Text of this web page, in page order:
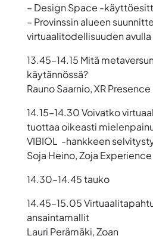
– Design Space -
– Provinssin alueen
virtuaalitodellisuuden avulla
13.45–14.15 Mitä
käytännössä?
Rauno Saarnio, XR Presence
14.15–14.30Voivatko
tuottaa oikeasti
VIBIOL -hankkeen
Soja Heino, Zoja Experience
14.30–14.45tauko
14.45–15.05
ansaintamallit
Lauri Perämäki, Zoan